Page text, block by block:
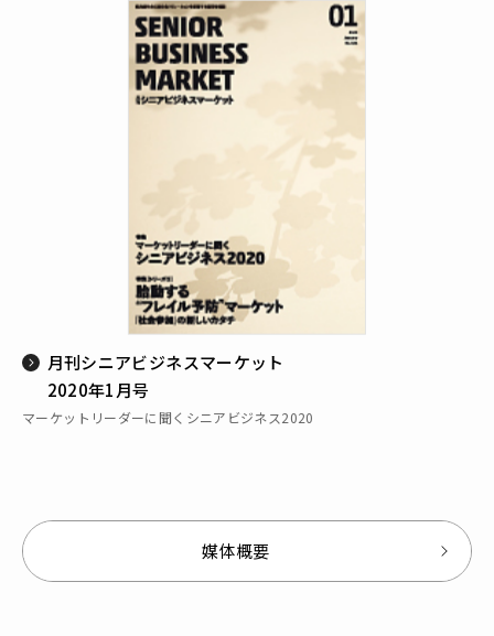
月刊シニアビジネスマーケット
2020年1月号
マーケットリーダーに聞くシニアビジネス2020
媒体概要